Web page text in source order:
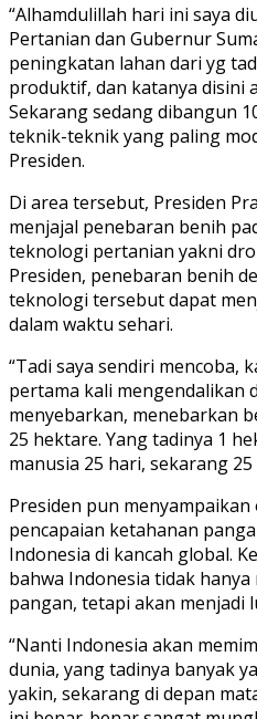
“Alhamdulillah hari ini saya
Pertanian dan Gubernur
peningkatan lahan dari yg
produktif, dan katanya disini
Sekarang sedang dibangun
teknik-teknik yang paling
Presiden.
Di area tersebut, Presiden
menjajal penebaran benih
teknologi pertanian yakni
Presiden, penebaran benih
teknologi tersebut dapat
dalam waktu sehari.
“Tadi saya sendiri mencoba,
pertama kali mengendalikan
menyebarkan, menebarkan
25 hektare. Yang tadinya 1
manusia 25 hari, sekarang
Presiden pun
pencapaian ketahanan
Indonesia di kancah global.
bahwa Indonesia tidak hanya
pangan, tetapi akan menjadi
“Nanti Indonesia akan
dunia, yang tadinya banyak
yakin, sekarang di depan